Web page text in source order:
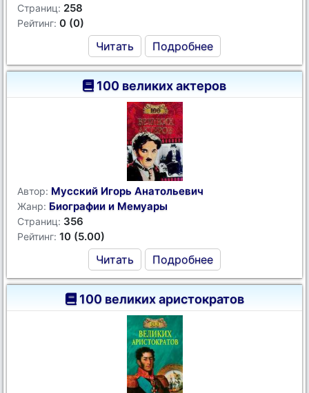
Страниц: 258
Рейтинг: 0 (0)
Читать Подробнее
100 великих актеров
Автор: Мусский Игорь Анатольевич
Жанр: Биографии и Мемуары
Страниц: 356
Рейтинг: 10 (5.00)
Читать Подробнее
100 великих аристократов